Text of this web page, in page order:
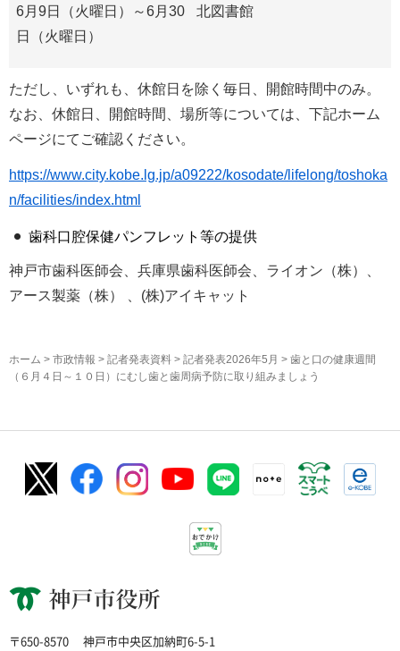
6月9日（火曜日）～6月30
日（火曜日）
北図書館
ただし、いずれも、休館日を除く毎日、開館時間中のみ。
なお、休館日、開館時間、場所等については、下記ホーム
ページにてご確認ください。
https://www.city.kobe.lg.jp/a09222/kosodate/lifelong/toshoka
n/facilities/index.html
歯科口腔保健パンフレット等の提供
神戸市歯科医師会、兵庫県歯科医師会、ライオン（株）、
アース製薬（株） 、(株)アイキャット
ホーム > 市政情報 > 記者発表資料 > 記者発表2026年5月 > 歯と口の健康週間
（６月４日～１０日）にむし歯と歯周病予防に取り組みましょう
神戸市役所
〒650-8570 神戸市中央区加納町6-5-1